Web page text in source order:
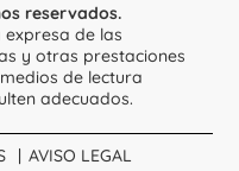
reservados.
expresa de las
y otras prestaciones
de lectura
adecuados.
AVISO LEGAL